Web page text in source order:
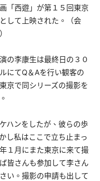
「西遊」が第１５回東京
して上映された。（会
の李康生は最終日の３０
にてQ＆Aを行い観客の
京で同シリーズの撮影を
ハンをしたが、彼らの歩
し私はここで立ち止まっ
１月にまた東京に来て撮
皆さんも参加して李さん
い。撮影の申請も出して